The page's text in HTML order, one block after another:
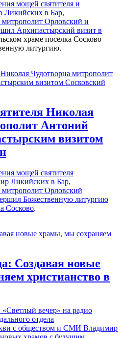
мощей святителя и
Ликийских в Бар,
Орловский и
Архипастырский визит в
храме поселка Сосково
литургию.
Николая
Антоний
визитом
мощей святителя
Ликийских в Бар,
Орловский
Божественную литургию
Сосково.
Создавая новые
христианство в
вечер» на радио
отдела
с обществом и СМИ Владимир